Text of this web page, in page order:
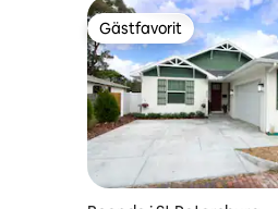
Gästfavorit
Gästfavorit